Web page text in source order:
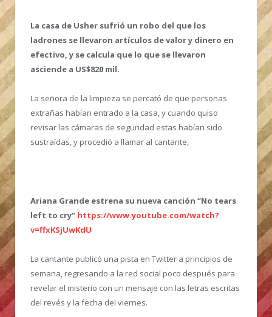
La casa de Usher sufrió un robo del que los
ladrones se llevaron artículos de valor y dinero en
efectivo, y se calcula que lo que se llevaron
asciende a US$820 mil.
La señora de la limpieza se percató de que personas
extrañas habían entrado a la casa, y cuando quiso
revisar las cámaras de seguridad estas habían sido
sustraídas, y procedió a llamar al cantante,
Ariana Grande estrena su nueva canción “No tears
left to cry” https://www.youtube.com/watch?
v=ffxKSjUwKdU
La cantante publicó una pista en Twitter a principios de
semana, regresando a la red social poco después para
revelar el misterio con un mensaje con las letras escritas
del revés y la fecha del viernes.